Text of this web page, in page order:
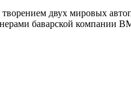
двух мировых
баварской компании